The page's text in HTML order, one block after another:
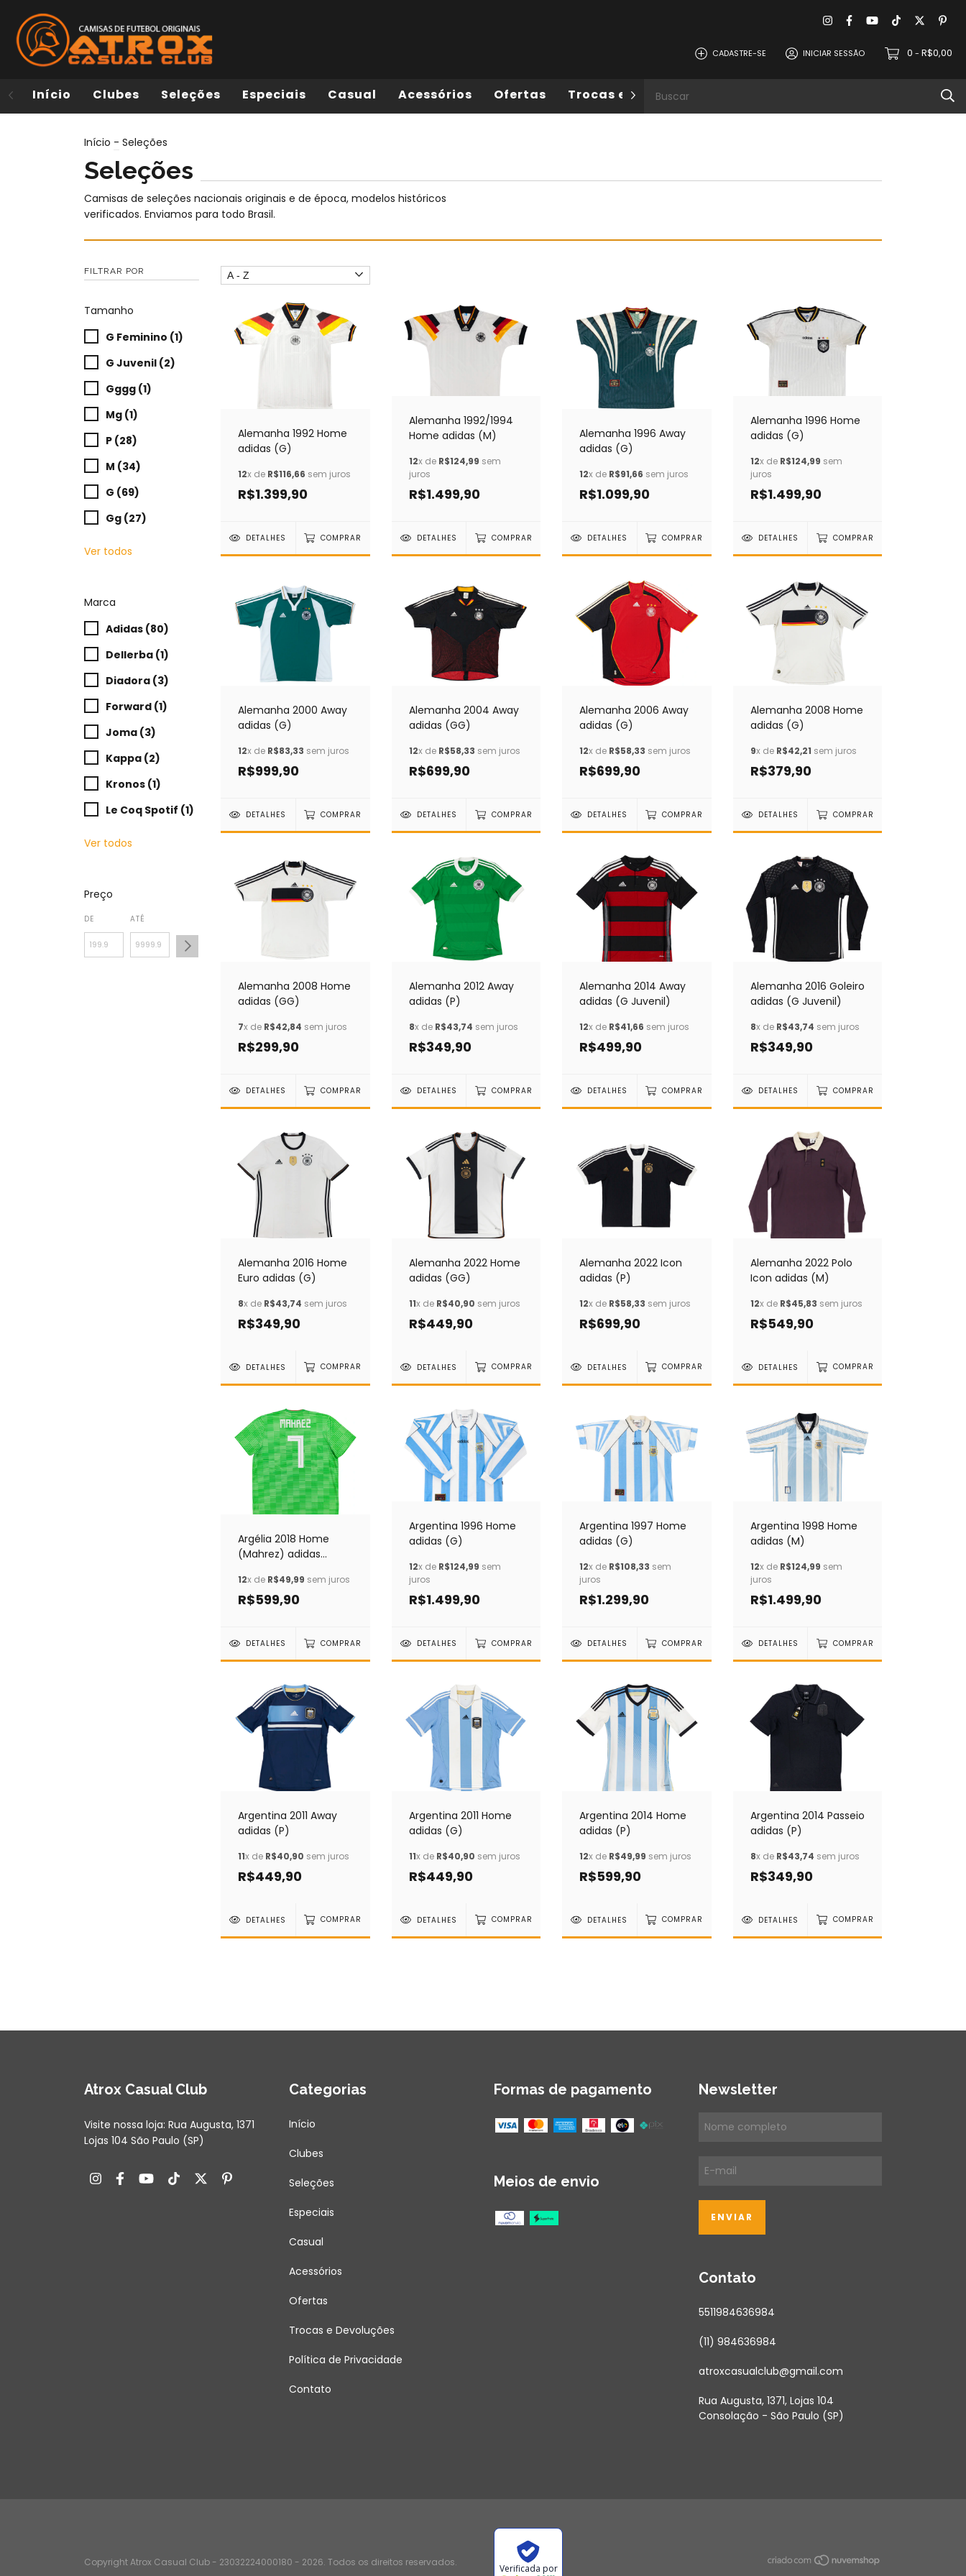
CADASTRE-SE INICIAR SESSÃO 0 - R$0,00
Início Clubes Seleções Especiais Casual Acessórios Ofertas Trocas e Devoluções
Início - Seleções
Seleções
Camisas de seleções nacionais originais e de época, modelos históricos
verificados. Enviamos para todo Brasil.
FILTRAR POR
Tamanho
G Feminino (1)
G Juvenil (2)
Gggg (1)
Mg (1)
P (28)
M (34)
G (69)
Gg (27)
Ver todos
Marca
Adidas (80)
Dellerba (1)
Diadora (3)
Forward (1)
Joma (3)
Kappa (2)
Kronos (1)
Le Coq Spotif (1)
Ver todos
Preço
DE ATÉ
Alemanha 1992 Home
adidas (G)
12x de R$116,66 sem juros
R$1.399,90
DETALHES COMPRAR
Alemanha 1992/1994
Home adidas (M)
12x de R$124,99 sem
juros
R$1.499,90
DETALHES COMPRAR
Alemanha 1996 Away
adidas (G)
12x de R$91,66 sem juros
R$1.099,90
DETALHES COMPRAR
Alemanha 1996 Home
adidas (G)
12x de R$124,99 sem
juros
R$1.499,90
DETALHES COMPRAR
Alemanha 2000 Away
adidas (G)
12x de R$83,33 sem juros
R$999,90
DETALHES COMPRAR
Alemanha 2004 Away
adidas (GG)
12x de R$58,33 sem juros
R$699,90
DETALHES COMPRAR
Alemanha 2006 Away
adidas (G)
12x de R$58,33 sem juros
R$699,90
DETALHES COMPRAR
Alemanha 2008 Home
adidas (G)
9x de R$42,21 sem juros
R$379,90
DETALHES COMPRAR
Alemanha 2008 Home
adidas (GG)
7x de R$42,84 sem juros
R$299,90
DETALHES COMPRAR
Alemanha 2012 Away
adidas (P)
8x de R$43,74 sem juros
R$349,90
DETALHES COMPRAR
Alemanha 2014 Away
adidas (G Juvenil)
12x de R$41,66 sem juros
R$499,90
DETALHES COMPRAR
Alemanha 2016 Goleiro
adidas (G Juvenil)
8x de R$43,74 sem juros
R$349,90
DETALHES COMPRAR
Alemanha 2016 Home
Euro adidas (G)
8x de R$43,74 sem juros
R$349,90
DETALHES COMPRAR
Alemanha 2022 Home
adidas (GG)
11x de R$40,90 sem juros
R$449,90
DETALHES COMPRAR
Alemanha 2022 Icon
adidas (P)
12x de R$58,33 sem juros
R$699,90
DETALHES COMPRAR
Alemanha 2022 Polo
Icon adidas (M)
12x de R$45,83 sem juros
R$549,90
DETALHES COMPRAR
Argélia 2018 Home
(Mahrez) adidas
12x de R$49,99 sem juros
R$599,90
DETALHES COMPRAR
Argentina 1996 Home
adidas (G)
12x de R$124,99 sem
juros
R$1.499,90
DETALHES COMPRAR
Argentina 1997 Home
adidas (G)
12x de R$108,33 sem
juros
R$1.299,90
DETALHES COMPRAR
Argentina 1998 Home
adidas (M)
12x de R$124,99 sem
juros
R$1.499,90
DETALHES COMPRAR
Argentina 2011 Away
adidas (P)
11x de R$40,90 sem juros
R$449,90
DETALHES COMPRAR
Argentina 2011 Home
adidas (G)
11x de R$40,90 sem juros
R$449,90
DETALHES COMPRAR
Argentina 2014 Home
adidas (P)
12x de R$49,99 sem juros
R$599,90
DETALHES COMPRAR
Argentina 2014 Passeio
adidas (P)
8x de R$43,74 sem juros
R$349,90
DETALHES COMPRAR
Atrox Casual Club
Visite nossa loja: Rua Augusta, 1371
Lojas 104 São Paulo (SP)
Categorias
Início
Clubes
Seleções
Especiais
Casual
Acessórios
Ofertas
Trocas e Devoluções
Política de Privacidade
Contato
Formas de pagamento
Meios de envio
Newsletter
Contato
5511984636984
(11) 984636984
atroxcasualclub@gmail.com
Rua Augusta, 1371, Lojas 104
Consolação - São Paulo (SP)
Copyright Atrox Casual Club - 23032224000180 - 2026. Todos os direitos reservados.
Verificada por